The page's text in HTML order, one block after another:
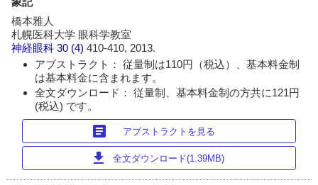
橋本雅人
札幌医科大学 眼科学教室
神経眼科 30 (4)410-410, 2013.
アブストラクト： 従量制は110円（税込）、基本料金制
は基本料金に含まれます。
全文ダウンロード： 従量制、基本料金制の方共に121円
(税込) です。
article アブストラクトを見る
download 全文ダウンロード(1.39MB)